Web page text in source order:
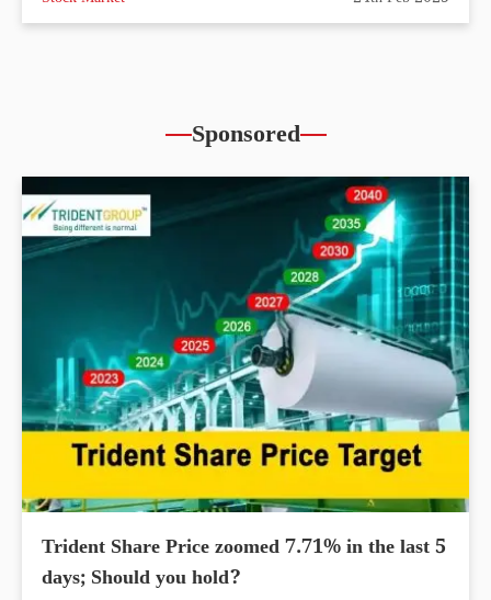
Sponsored
Trident Share Price zoomed 7.71% in the last 5
days; Should you hold?